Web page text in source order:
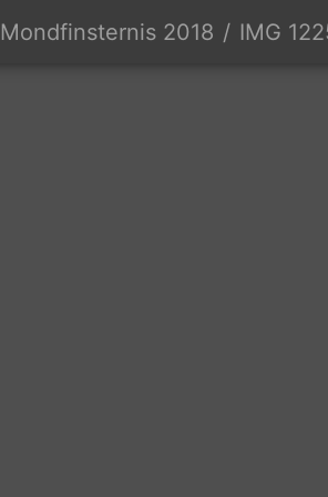
Mondfinsternis 2018 IMG